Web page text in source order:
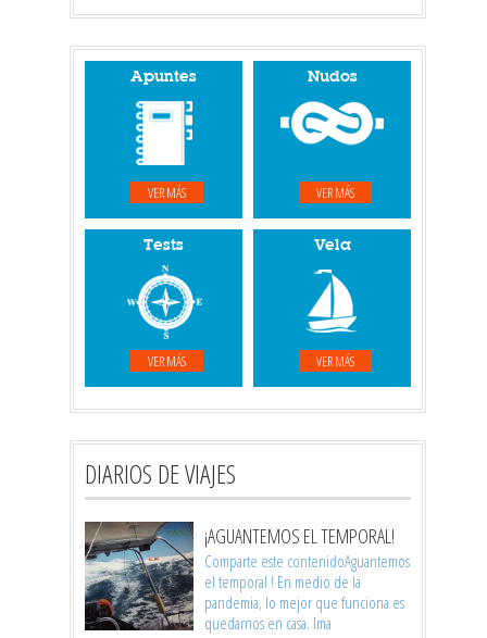
Apuntes
VER MÁS
Nudos
VER MÁS
Tests
VER MÁS
Vela
VER MÁS
DIARIOS DE VIAJES
¡AGUANTEMOS EL TEMPORAL!
Comparte este contenidoAguantemos
el temporal ! En medio de la
pandemia, lo mejor que funciona es
quedarnos en casa. Ima